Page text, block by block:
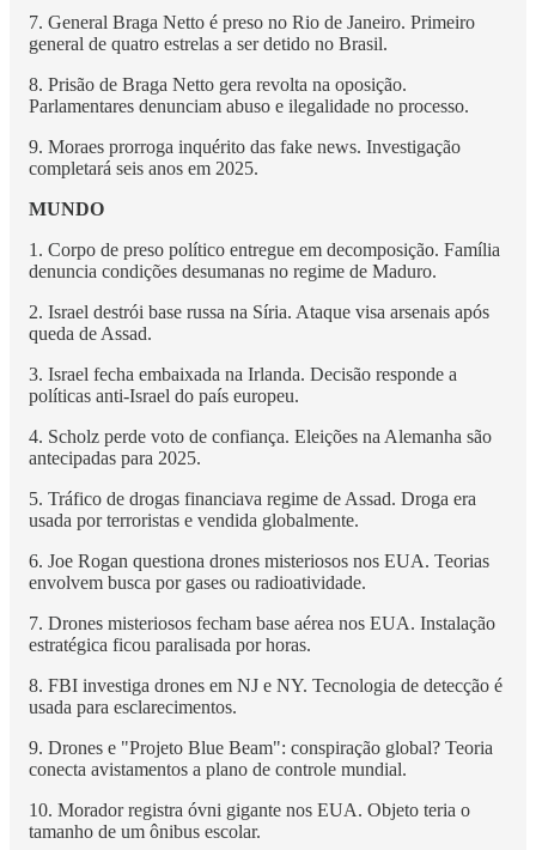
7. General Braga Netto é preso no Rio de Janeiro. Primeiro
general de quatro estrelas a ser detido no Brasil.
8. Prisão de Braga Netto gera revolta na oposição.
Parlamentares denunciam abuso e ilegalidade no processo.
9. Moraes prorroga inquérito das fake news. Investigação
completará seis anos em 2025.
MUNDO
1. Corpo de preso político entregue em decomposição. Família
denuncia condições desumanas no regime de Maduro.
2. Israel destrói base russa na Síria. Ataque visa arsenais após
queda de Assad.
3. Israel fecha embaixada na Irlanda. Decisão responde a
políticas anti-Israel do país europeu.
4. Scholz perde voto de confiança. Eleições na Alemanha são
antecipadas para 2025.
5. Tráfico de drogas financiava regime de Assad. Droga era
usada por terroristas e vendida globalmente.
6. Joe Rogan questiona drones misteriosos nos EUA. Teorias
envolvem busca por gases ou radioatividade.
7. Drones misteriosos fecham base aérea nos EUA. Instalação
estratégica ficou paralisada por horas.
8. FBI investiga drones em NJ e NY. Tecnologia de detecção é
usada para esclarecimentos.
9. Drones e "Projeto Blue Beam": conspiração global? Teoria
conecta avistamentos a plano de controle mundial.
10. Morador registra óvni gigante nos EUA. Objeto teria o
tamanho de um ônibus escolar.